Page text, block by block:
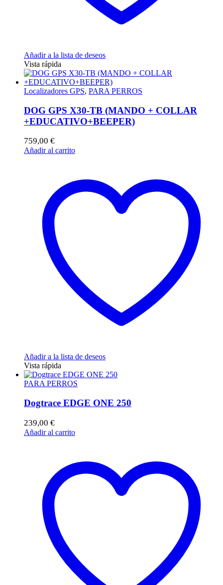
Añadir a la lista de deseos
Vista rápida
Localizadores GPS, PARA PERROS
DOG GPS X30-TB (MANDO + COLLAR
+EDUCATIVO+BEEPER)
759,00 €
Añadir al carrito
Añadir a la lista de deseos
Vista rápida
PARA PERROS
Dogtrace EDGE ONE 250
239,00 €
Añadir al carrito